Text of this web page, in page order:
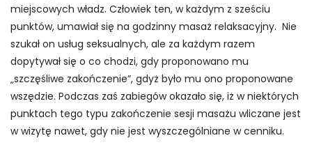
miejscowych władz. Człowiek ten, w każdym z sześciu
punktów, umawiał się na godzinny masaż relaksacyjny. Nie
szukał on usług seksualnych, ale za każdym razem
dopytywał się o co chodzi, gdy proponowano mu
„szczęśliwe zakończenie”, gdyż było mu ono proponowane
wszędzie. Podczas zaś zabiegów okazało się, iż w niektórych
punktach tego typu zakończenie sesji masażu wliczane jest
w wizytę nawet, gdy nie jest wyszczególniane w cenniku.